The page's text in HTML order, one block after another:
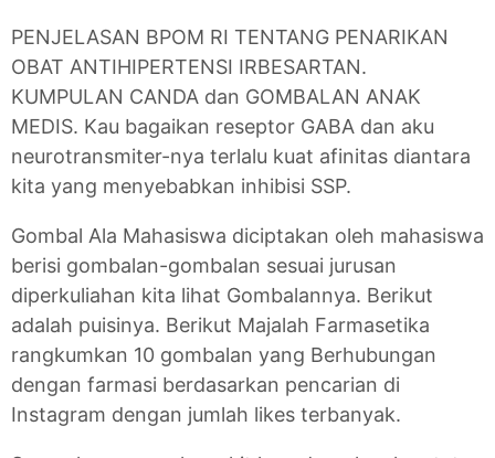
PENJELASAN BPOM RI TENTANG PENARIKAN
OBAT ANTIHIPERTENSI IRBESARTAN.
KUMPULAN CANDA dan GOMBALAN ANAK
MEDIS. Kau bagaikan reseptor GABA dan aku
neurotransmiter-nya terlalu kuat afinitas diantara
kita yang menyebabkan inhibisi SSP.
Gombal Ala Mahasiswa diciptakan oleh mahasiswa
berisi gombalan-gombalan sesuai jurusan
diperkuliahan kita lihat Gombalannya. Berikut
adalah puisinya. Berikut Majalah Farmasetika
rangkumkan 10 gombalan yang Berhubungan
dengan farmasi berdasarkan pencarian di
Instagram dengan jumlah likes terbanyak.